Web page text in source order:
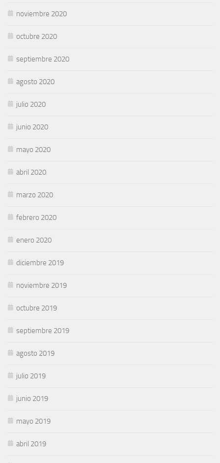
noviembre 2020
octubre 2020
septiembre 2020
agosto 2020
julio 2020
junio 2020
mayo 2020
abril 2020
marzo 2020
febrero 2020
enero 2020
diciembre 2019
noviembre 2019
octubre 2019
septiembre 2019
agosto 2019
julio 2019
junio 2019
mayo 2019
abril 2019